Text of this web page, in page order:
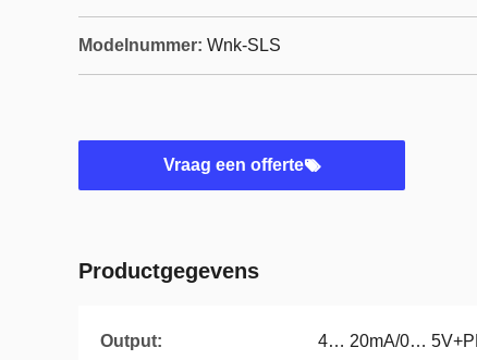
Modelnummer: Wnk-SLS
Vraag een offerte
Productgegevens
Output: 4… 20mA/0…